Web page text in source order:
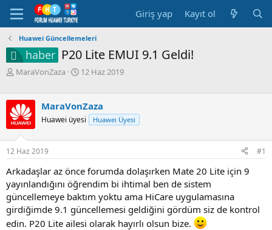
Giriş yap Kayıt ol
Huawei Güncellemeleri
haber P20 Lite EMUI 9.1 Geldi!
K
b
u
y
u
b
a
ş
l
a
t
a
n
MaraVonZaza
B
l
n
ç
t
a
r
i
h
i
12 Haz 2019
MaraVonZaza
Huawei üyesi Huawei Üyesi
12 Haz 2019 #1
Arkadaşlar az önce forumda dolaşırken Mate 20 Lite için 9
yayınlandığını öğrendim bi ihtimal ben de sistem
güncellemeye baktım yoktu ama HiCare uygulamasına
girdiğimde 9.1 güncellemesi geldiğini gördüm siz de kontrol
edin. P20 Lite ailesi olarak hayırlı olsun bize.